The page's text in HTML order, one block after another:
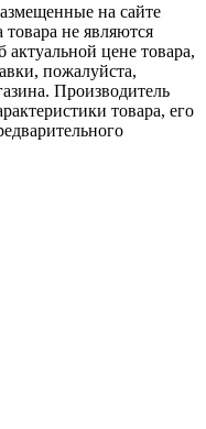
на сайте
не являются
цене товара,
пожалуйста,
Производитель
товара, его